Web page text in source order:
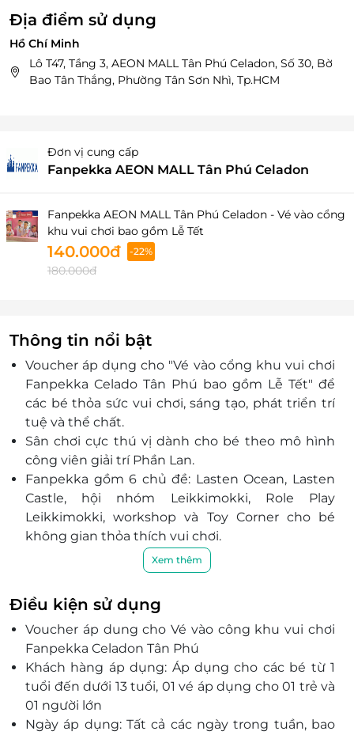
Địa điểm sử dụng
Hồ Chí Minh
Lô T47, Tầng 3, AEON MALL Tân Phú Celadon, Số 30, Bờ
Bao Tân Thắng, Phường Tân Sơn Nhì, Tp.HCM
Đơn vị cung cấp
Fanpekka AEON MALL Tân Phú Celadon
Fanpekka AEON MALL Tân Phú Celadon - Vé vào cổng
khu vui chơi bao gồm Lễ Tết
140.000đ -22%
180.000đ
Thông tin nổi bật
Voucher áp dụng cho "Vé vào cổng khu vui chơi
Fanpekka Celado Tân Phú bao gồm Lễ Tết" để
các bé thỏa sức vui chơi, sáng tạo, phát triển trí
tuệ và thể chất.
Sân chơi cực thú vị dành cho bé theo mô hình
công viên giải trí Phần Lan.
Fanpekka gồm 6 chủ đề: Lasten Ocean, Lasten
Castle, hội nhóm Leikkimokki, Role Play
Leikkimokki, workshop và Toy Corner cho bé
không gian thỏa thích vui chơi.
Trải nghiệm nhiều hoạt động vui chơi lành
mạnh, vừa có thể hình thành các kỹ năng cần
thiết cho tương lai của trẻ.
Trò chơi được thiết kế theo phương pháp giáo
dục Phần Lan, giúp trẻ em phát triển khả năng
vận động thể chất, kích thích tư duy phản biện,
khả năng giao tiếp và biểu cảm...
Nuôi dưỡng tình cảm gắn kết giữa trẻ và gia
đình qua các trò chơi mà các thành viên trong
gia đình phối hợp cùng.
Xem thêm
Điều kiện sử dụng
Voucher áp dung cho Vé vào công khu vui chơi
Fanpekka Celadon Tân Phú
Khách hàng áp dụng: Áp dụng cho các bé từ 1
tuổi đến dưới 13 tuổi, 01 vé áp dụng cho 01 trẻ và
01 người lớn
Ngày áp dụng: Tất cả các ngày trong tuần, bao